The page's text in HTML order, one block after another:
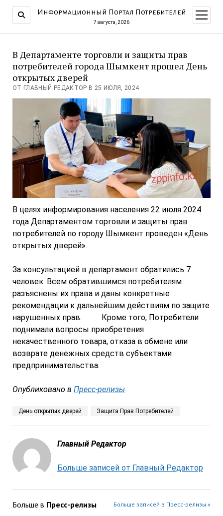
Информационный Портал Потребителей
7 августа, 2026
меню
В Департаменте торговли и защиты прав
потребителей города Шымкент прошел День
открытых дверей
ОТ ГЛАВНЫЙ РЕДАКТОР В 25 ИЮЛЯ, 2024
В целях информирования населения 22 июля 2024
года Департаментом торговли и защиты прав
потребителей по городу Шымкент проведен «День
открытых дверей».
За консультацией в департамент обратились 7
человек. Всем обратившимся потребителям
разъяснены их права и даны конкретные
рекомендации к дальнейшим действиям по защите
нарушенных прав. Кроме того, Потребители
поднимали вопросы приобретения
некачественного товара, отказа в обмене или
возврате денежных средств субъектами
предпринимательства.
Опубликовано в Пресс-релизы
День открытых дверей Защита Прав Потребителей
Главный Редактор
Больше записей от Главный Редактор
Больше в Пресс-релизы Больше записей в Пресс-релизы »